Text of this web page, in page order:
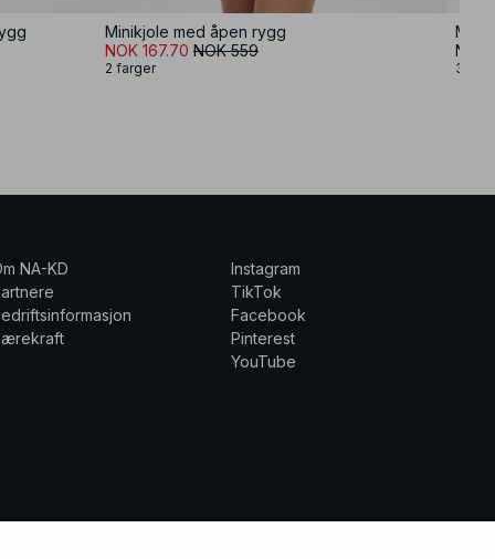
Minikjole med åpen rygg
NOK 167.70 NOK 559
2 farger
NOK
3
NA-KD
Instagram
TikTok
Facebook
Pinterest
YouTube